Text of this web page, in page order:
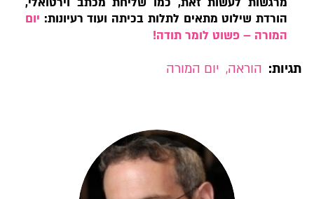
מרגשות לעשות זאת, כמו שליחת מכתב וירטואלי,
הורדת שילוט מתאים לתלות בכיתה ועוד רעיונות: יום
המורה – פשוט לומר תודה!
תגיות: הוראה, יום המורה